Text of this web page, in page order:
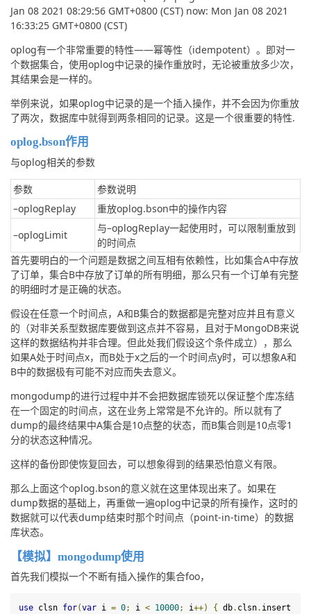
Jan 08 2021 08:29:56 GMT+0800 (CST) now: Mon Jan 08 2021
16:33:25 GMT+0800 (CST)
oplog有一个非常重要的特性——幂等性（idempotent）。即对一
个数据集合，使用oplog中记录的操作重放时，无论被重放多少次，
其结果会是一样的。
举例来说，如果oplog中记录的是一个插入操作，并不会因为你重放
了两次，数据库中就得到两条相同的记录。这是一个很重要的特性.
oplog.bson作用
与oplog相关的参数
参数
参数说明
–oplogReplay
重放oplog.bson中的操作内容
–oplogLimit
与–oplogReplay一起使用时，可以限制重放到
的时间点
首先要明白的一个问题是数据之间互相有依赖性，比如集合A中存放
了订单，集合B中存放了订单的所有明细，那么只有一个订单有完整
的明细时才是正确的状态。
假设在任意一个时间点，A和B集合的数据都是完整对应并且有意义
的（对非关系型数据库要做到这点并不容易，且对于MongoDB来说
这样的数据结构并非合理。但此处我们假设这个条件成立），那么
如果A处于时间点x，而B处于x之后的一个时间点y时，可以想象A和
B中的数据极有可能不对应而失去意义。
mongodump的进行过程中并不会把数据库锁死以保证整个库冻结
在一个固定的时间点，这在业务上常常是不允许的。所以就有了
dump的最终结果中A集合是10点整的状态，而B集合则是10点零1
分的状态这种情况。
这样的备份即使恢复回去，可以想象得到的结果恐怕意义有限。
那么上面这个oplog.bson的意义就在这里体现出来了。如果在
dump数据的基础上，再重做一遍oplog中记录的所有操作，这时的
数据就可以代表dump结束时那个时间点（point-in-time）的数据
库状态。
【模拟】mongodump使用
首先我们模拟一个不断有插入操作的集合foo，
use clsn for(var i = 0; i < 10000; i++) { db. clsn. insert